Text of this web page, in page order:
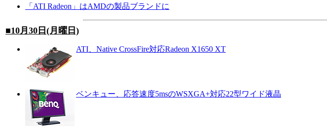
「ATI Radeon」はAMDの製品ブランドに
■10月30日(月曜日)
ATI、Native CrossFire対応Radeon X1650 XT
ベンキュー、応答速度5msのWSXGA+対応22型ワイド液晶